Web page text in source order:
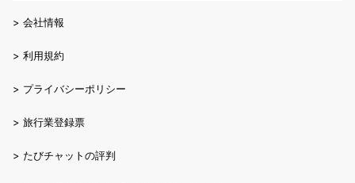
> 会社情報
> 利用規約
> プライバシーポリシー
> 旅行業登録票
> たびチャットの評判